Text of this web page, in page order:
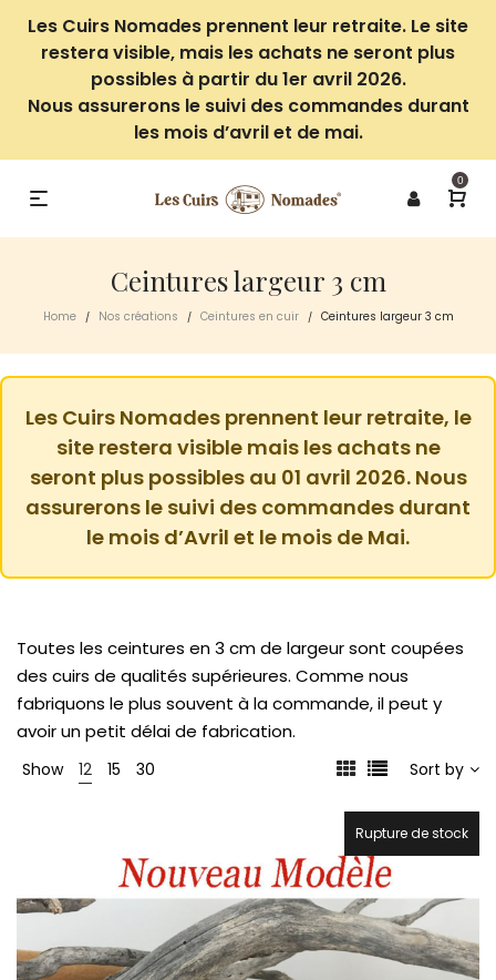
Les Cuirs Nomades prennent leur retraite. Le site
restera visible, mais les achats ne seront plus
possibles à partir du 1er avril 2026.
Nous assurerons le suivi des commandes durant
les mois d’avril et de mai.
0
Ceintures largeur 3 cm
Home / Nos créations / Ceintures en cuir / Ceintures largeur 3 cm
Les Cuirs Nomades prennent leur retraite, le
site restera visible mais les achats ne
seront plus possibles au 01 avril 2026. Nous
assurerons le suivi des commandes durant
le mois d’Avril et le mois de Mai.
Toutes les ceintures en 3 cm de largeur sont coupées
des cuirs de qualités supérieures. Comme nous
fabriquons le plus souvent à la commande, il peut y
avoir un petit délai de fabrication.
Show 12 15 30 Sort by
Rupture de stock